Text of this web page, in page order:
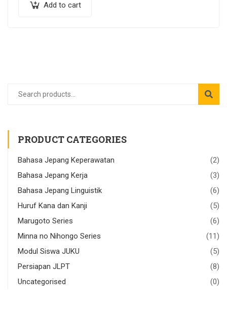
Add to cart
PRODUCT CATEGORIES
Bahasa Jepang Keperawatan
(2)
Bahasa Jepang Kerja
(3)
Bahasa Jepang Linguistik
(6)
Huruf Kana dan Kanji
(5)
Marugoto Series
(6)
Minna no Nihongo Series
(11)
Modul Siswa JUKU
(5)
Persiapan JLPT
(8)
Uncategorised
(0)